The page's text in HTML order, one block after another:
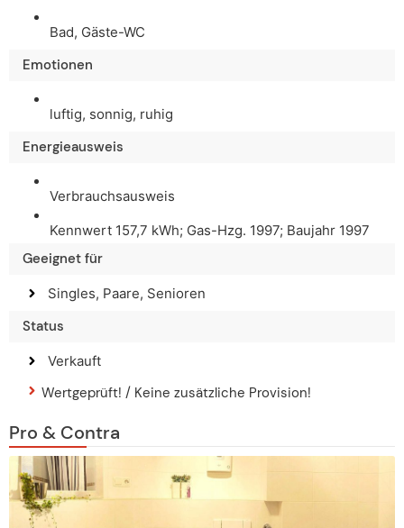
Bad, Gäste-WC
Emotionen
luftig, sonnig, ruhig
Energieausweis
Verbrauchsausweis
Kennwert 157,7 kWh; Gas-Hzg. 1997; Baujahr 1997
Geeignet für
Singles, Paare, Senioren
Status
Verkauft
Wertgeprüft! / Keine zusätzliche Provision!
Pro & Contra